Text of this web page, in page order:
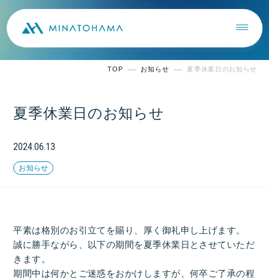
TOP お知らせ 夏季休業日のお知らせ
夏季休業日のお知らせ
2024.06.13
お知らせ
平素は格別のお引立てを賜り、厚く御礼申し上げます。
誠に勝手ながら、以下の期間を夏季休業日とさせていただ
きます。
期間中は何かとご迷惑をおかけしますが、何卒ご了承の程